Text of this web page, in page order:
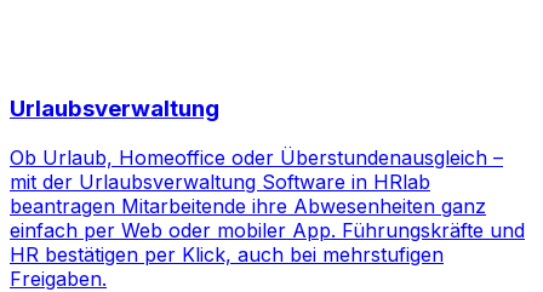
Urlaubsverwaltung
Ob Urlaub, Homeoffice oder Überstundenausgleich –
mit der Urlaubsverwaltung Software in HRlab
beantragen Mitarbeitende ihre Abwesenheiten ganz
einfach per Web oder mobiler App. Führungskräfte und
HR bestätigen per Klick, auch bei mehrstufigen
Freigaben.